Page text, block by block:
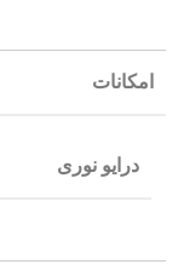
امکانات
درایو نوری